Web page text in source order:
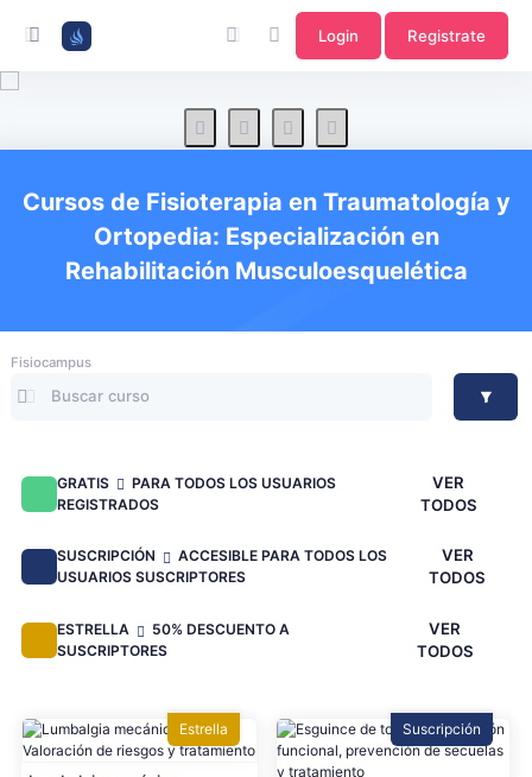
Login Registrate
Cursos de Fisioterapia en Traumatología y
Ortopedia: Especialización en
Rehabilitación Musculoesquelética
Fisiocampus
GRATIS
PARA TODOS LOS USUARIOS
REGISTRADOS
VER
TODOS
SUSCRIPCIÓN
ACCESIBLE PARA TODOS LOS
USUARIOS SUSCRIPTORES
VER
TODOS
ESTRELLA
50% DESCUENTO A
SUSCRIPTORES
VER
TODOS
Estrella Suscripción